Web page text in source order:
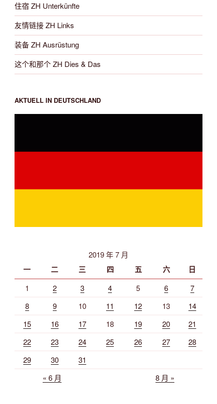
住宿 ZH Unterkünfte
友情链接 ZH Links
装备 ZH Ausrüstung
这个和那个 ZH Dies & Das
AKTUELL IN DEUTSCHLAND
2019 年 7 月
一 二 三 四 五 六 日
1 2 3 4 5 6
7
8
9 10 11 12 13
14
15
16 17 18 19 20
21
22
23 24 25 26 27
28
29
30
31
« 6 月
8 月 »